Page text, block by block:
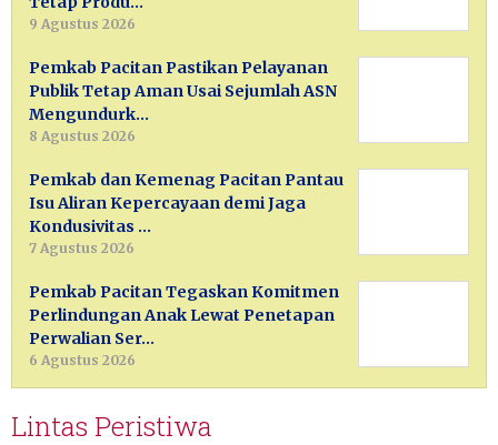
9 Agustus 2026
Pemkab Pacitan Pastikan Pelayanan
Publik Tetap Aman Usai Sejumlah ASN
Mengundurk…
8 Agustus 2026
Pemkab dan Kemenag Pacitan Pantau
Isu Aliran Kepercayaan demi Jaga
Kondusivitas …
7 Agustus 2026
Pemkab Pacitan Tegaskan Komitmen
Perlindungan Anak Lewat Penetapan
Perwalian Ser…
6 Agustus 2026
Lintas Peristiwa